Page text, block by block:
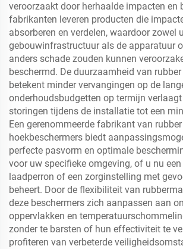
veroorzaakt door herhaalde impacten en
fabrikanten leveren producten die
absorberen en verdelen, waardoor zowel
gebouwinfrastructuur als de apparatuur
anders schade zouden kunnen
beschermd. De duurzaamheid van
betekent minder vervangingen op de
onderhoudsbudgetten op termijn
storingen tijdens de installatie tot een
Een gerenommeerde fabrikant van rubber
hoekbeschermers biedt
perfecte pasvorm en optimale
voor uw specifieke omgeving, of u nu
laadperron of een zorginstelling met
beheert. Door de flexibiliteit van
deze beschermers zich aanpassen aan
oppervlakken en
zonder te barsten of hun effectiviteit te
profiteren van verbeterde